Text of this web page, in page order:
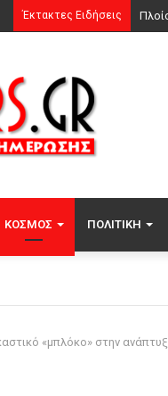
Έκτακτες Ειδήσεις
ΚΌΣΜΟΣ ΠΟΛΙΤΙΚΉ
«μπλόκο» στην